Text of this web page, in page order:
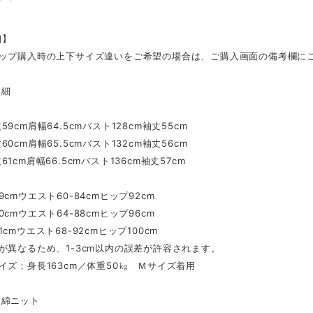
プ購入時の上下サイズ違いをご希望の場合は、ご購入画面の備考欄に
59cm肩幅64.5cmバスト128cm袖丈55cm
60cm肩幅65.5cmバスト132cm袖丈56cm
61cm肩幅66.5cmバスト136cm袖丈57cm
ウエスト60-84cmヒップ92cm
ウエスト64-88cmヒップ96cm
ウエスト68-92cmヒップ100cm
異なるため、1-3cm以内の誤差が許容されます。
ズ：身長163cm／体重50㎏ Ｍサイズ着用
ット